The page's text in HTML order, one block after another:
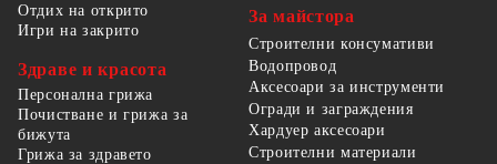
Отдих на открито
Игри на закрито
Здраве и красота
Персонална грижа
Почистване и грижа за
бижута
Грижа за здравето
За майстора
Строителни консумативи
Водопровод
Аксесоари за инструменти
Огради и заграждения
Хардуер аксесоари
Строителни материали